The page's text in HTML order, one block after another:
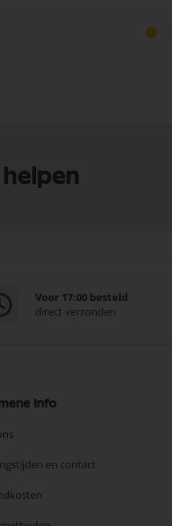
Voor 17:00 besteld
direct verzonden
Info
en contact